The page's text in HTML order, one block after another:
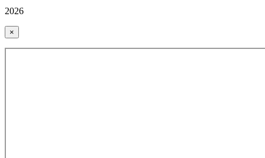
2026
×